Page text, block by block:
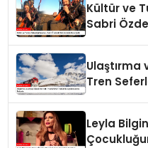
Kültür ve
Sabri
Ulaştırma
Tren
Leyla